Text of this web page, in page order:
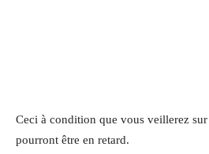
Ceci à condition que vous veillerez
pourront être en retard.